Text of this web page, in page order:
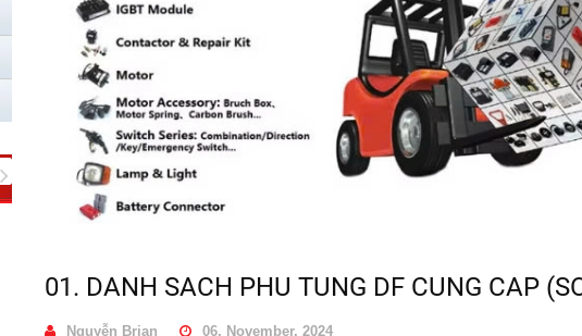
01. DANH SACH PHU TUNG DF CUNG CAP
Nguyễn Brian 06, November, 2024
No...